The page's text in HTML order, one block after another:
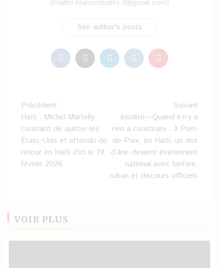
(mailto:blaiserobelto.f@gmail.com)
See author's posts
Navigation
d’article
Précédent
Haïti : Michel Martelly
contraint de quitter les
États-Unis et attendu de
retour en Haïti d’ici le 19
février 2026
Suivant
Insolite—Quand il n’y a
rien à construire : à Port-
de-Paix, en Haïti, un dos
d’âne devient événement
national avec fanfare,
ruban et discours officiels
VOIR PLUS